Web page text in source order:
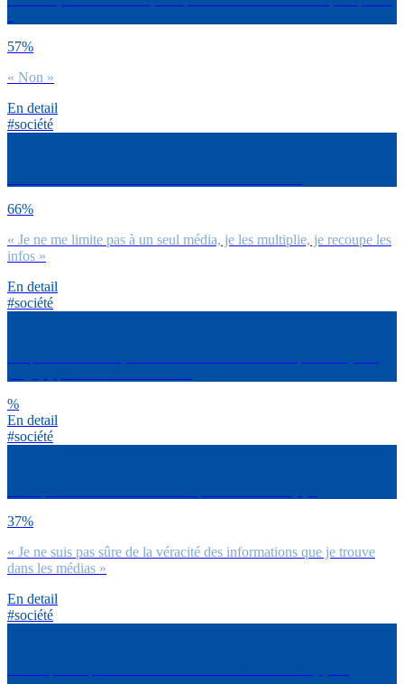
57%
« Non »
En detail
#société
66%
« Je ne me limite pas à un seul média, je les multiplie, je recoupe les
infos »
En detail
#société
%
En detail
#société
37%
« Je ne suis pas sûre de la véracité des informations que je trouve
dans les médias »
En detail
#société